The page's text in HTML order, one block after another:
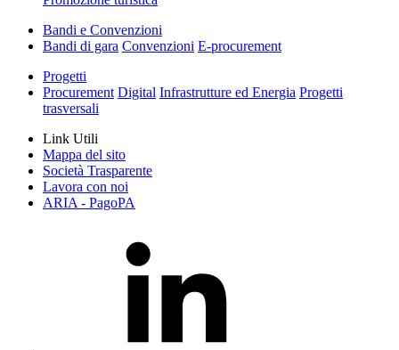
Bandi e Convenzioni
Bandi di gara Convenzioni E-procurement
Progetti
Procurement Digital Infrastrutture ed Energia Progetti
trasversali
Link Utili
Mappa del sito
Società Trasparente
Lavora con noi
ARIA - PagoPA